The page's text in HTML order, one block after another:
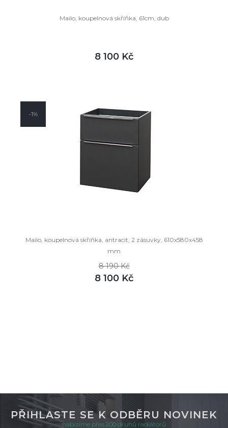
Mailo, koupelnová skříňka, 61cm, dub
8 100 Kč
-1%
Mailo, koupelnová skříňka, antracit, 2 zásuvky, 610x580x458
mm
8 190 Kč
8 100 Kč
PŘIHLASTE SE K ODBĚRU NOVINEK
nabízíme přes 200 druhů radiátorů